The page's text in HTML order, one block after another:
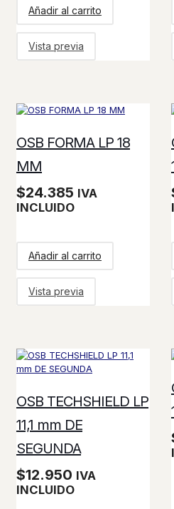
Añadir al carrito
Vista previa
OSB FORMA LP 18
MM
$24.385 IVA
INCLUIDO
Añadir al carrito
Vista previa
OSB TECHSHIELD LP
11,1 mm DE
SEGUNDA
$12.950 IVA
INCLUIDO